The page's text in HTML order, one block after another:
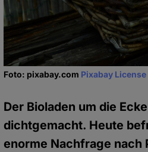
Foto: pixabay.com Pixabay License
Der Bioladen um die
dichtgemacht. Heute
enorme Nachfrage nach